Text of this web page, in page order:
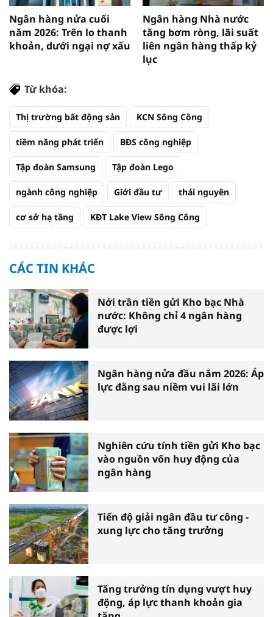
Ngân hàng nửa cuối
năm 2026: Trên lo thanh
khoản, dưới ngại nợ xấu
Ngân hàng Nhà nước
tăng bơm ròng, lãi suất
liên ngân hàng thấp kỷ
lục
Từ khóa:
Thị trường bất động sản KCN Sông Công
tiềm năng phát triển BĐS công nghiệp
Tập đoàn Samsung Tập đoàn Lego
ngành công nghiệp Giới đầu tư thái nguyên
cơ sở hạ tầng KĐT Lake View Sông Công
CÁC TIN KHÁC
Nới trần tiền gửi Kho bạc Nhà
nước: Không chỉ 4 ngân hàng
được lợi
Ngân hàng nửa đầu năm 2026: Áp
lực đằng sau niềm vui lãi lớn
Nghiên cứu tính tiền gửi Kho bạc
vào nguồn vốn huy động của
ngân hàng
Tiến độ giải ngân đầu tư công -
xung lực cho tăng trưởng
Tăng trưởng tín dụng vượt huy
động, áp lực thanh khoản gia